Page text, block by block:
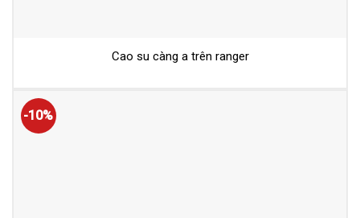
Cao su càng a trên ranger
-10%